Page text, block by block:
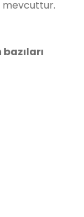
mevcuttur.